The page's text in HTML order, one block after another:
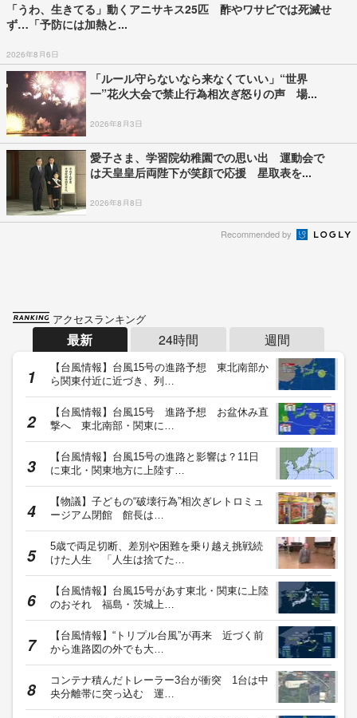
「うわ、生きてる」動くアニサキス25匹 酢やワサビでは死滅せ
ず…「予防には加熱と...
2026年8月6日
「ルール守らないなら来なくていい」“世界
一”花火大会で禁止行為相次ぎ怒りの声 場...
2026年8月3日
愛子さま、学習院幼稚園での思い出 運動会で
は天皇皇后両陛下が笑顔で応援 星取表を...
2026年8月8日
Recommended by
アクセスランキング
最新 24時間 週間
【台風情報】台風15号の進路予想 東北南部か
ら関東付近に近づき、列…
【台風情報】台風15号 進路予想 お盆休み直
撃へ 東北南部・関東に…
【台風情報】台風15号の進路と影響は？11日
に東北・関東地方に上陸す…
【物議】子どもの“破壊行為”相次ぎレトロミュ
ージアム閉館 館長は…
5歳で両足切断、差別や困難を乗り越え挑戦続
けた人生 「人生は捨てた…
【台風情報】台風15号があす東北・関東に上陸
のおそれ 福島・茨城上…
【台風情報】“トリプル台風”が再来 近づく前
から進路図の外でも大…
コンテナ積んだトレーラー3台が衝突 1台は中
央分離帯に突っ込む 運…